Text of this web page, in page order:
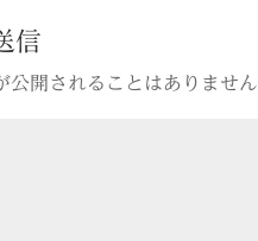
信
公開されることはありません